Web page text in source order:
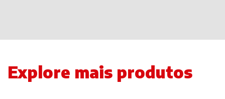
Explore mais produtos